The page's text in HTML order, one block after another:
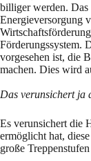
billiger werden. Das
Energieversorgung
Förderungssystem.
vorgesehen ist, die
machen. Dies wird
Das verunsichert ja
Es verunsichert die
ermöglicht hat,
große